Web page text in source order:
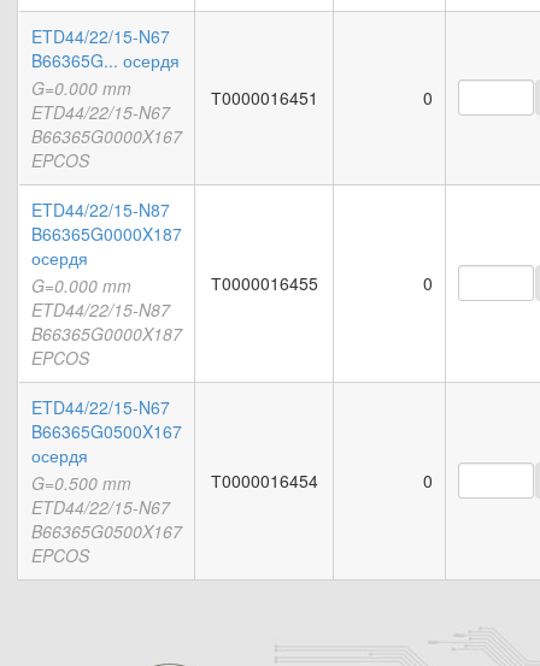
ETD44/22/15-N67
B66365G... осердя
G=0.000 mm
ETD44/22/15-N67
B66365G0000X167
EPCOS
Т0000016451 0
ETD44/22/15-N87
B66365G0000X187
осердя
G=0.000 mm
ETD44/22/15-N87
B66365G0000X187
EPCOS
Т0000016455 0
ETD44/22/15-N67
B66365G0500X167
осердя
G=0.500 mm
ETD44/22/15-N67
B66365G0500X167
EPCOS
Т0000016454 0